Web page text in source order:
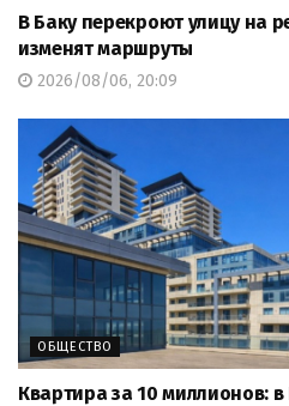
В Баку перекроют улицу на
изменят маршруты
2026/08/06, 20:09
ОБЩЕСТВО
Квартира за 10 миллионов: